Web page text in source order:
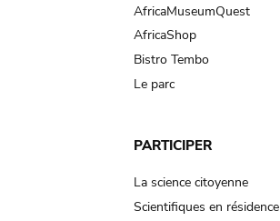
AfricaMuseumQuest
AfricaShop
Bistro Tembo
Le parc
PARTICIPER
La science citoyenne
Scientifiques en résidence